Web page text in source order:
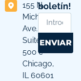
155 N
Michigan
Ave.
Suite
500 c
Chicago,
IL 60601
boletín!
ENVIAR